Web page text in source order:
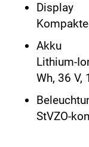
Display
Akku
Lithium-
Wh, 36 V,
StVZO-